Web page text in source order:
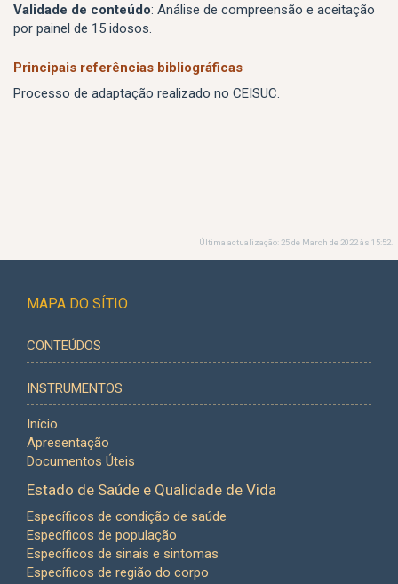
Validade de conteúdo: Análise de compreensão e aceitação
por painel de 15 idosos.
Principais referências bibliográficas
Processo de adaptação realizado no CEISUC.
Última actualização: 25 de March de 2022 às 15:52.
MAPA DO SÍTIO
CONTEÚDOS
INSTRUMENTOS
Início
Apresentação
Documentos Úteis
Estado de Saúde e Qualidade de Vida
Específicos de condição de saúde
Específicos de população
Específicos de sinais e sintomas
Específicos de região do corpo